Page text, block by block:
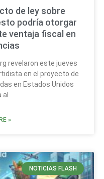
de ley sobre
podría otorgar
ventaja fiscal en
revelaron este jueves
en el proyecto de
en Estados Unidos
al
»
NOTICIAS FLASH